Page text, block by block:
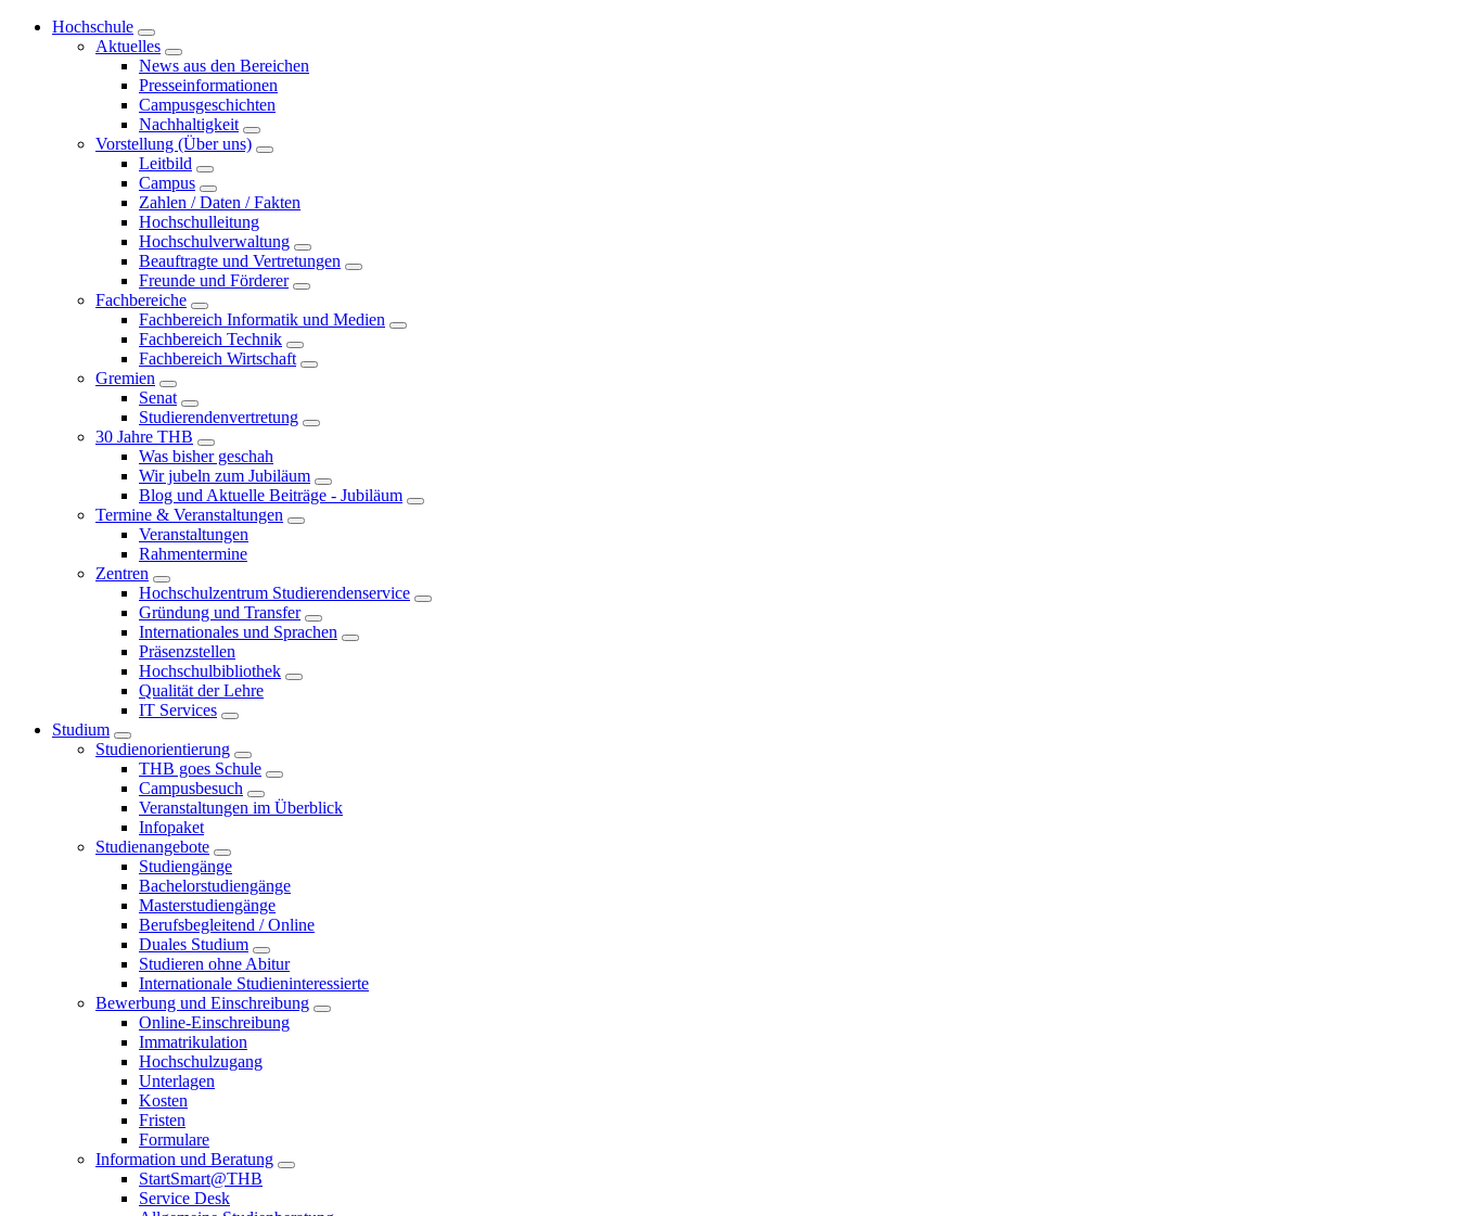
Hochschule
Aktuelles
News aus den Bereichen
Presseinformationen
Campusgeschichten
Nachhaltigkeit
Vorstellung (Über uns)
Leitbild
Campus
Zahlen / Daten / Fakten
Hochschulleitung
Hochschulverwaltung
Beauftragte und Vertretungen
Freunde und Förderer
Fachbereiche
Fachbereich Informatik und Medien
Fachbereich Technik
Fachbereich Wirtschaft
Gremien
Senat
Studierendenvertretung
30 Jahre THB
Was bisher geschah
Wir jubeln zum Jubiläum
Blog und Aktuelle Beiträge - Jubiläum
Termine & Veranstaltungen
Veranstaltungen
Rahmentermine
Zentren
Hochschulzentrum Studierendenservice
Gründung und Transfer
Internationales und Sprachen
Präsenzstellen
Hochschulbibliothek
Qualität der Lehre
IT Services
Studium
Studienorientierung
THB goes Schule
Campusbesuch
Veranstaltungen im Überblick
Infopaket
Studienangebote
Studiengänge
Bachelorstudiengänge
Masterstudiengänge
Berufsbegleitend / Online
Duales Studium
Studieren ohne Abitur
Internationale Studieninteressierte
Bewerbung und Einschreibung
Online-Einschreibung
Immatrikulation
Hochschulzugang
Unterlagen
Kosten
Fristen
Formulare
Information und Beratung
StartSmart@THB
Service Desk